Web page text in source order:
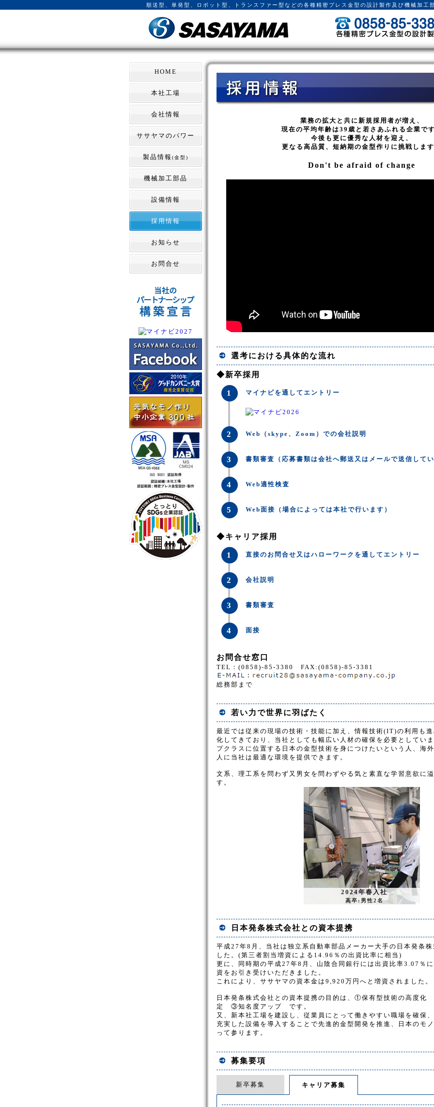
順送型、単発型、ロボット型、トランスファー型などの各種精密プレス金型の設計製作及び機械加工
HOME
本社工場
会社情報
ササヤマのパワー
製品情報 (金型)
機械加工部品
設備情報
採用情報
お知らせ
お問合せ
業務の拡大と共に新規採用者が増え、
現在の平均年齢は39歳と若さあふれる企業です
今後も更に優秀な人材を迎え、
更なる高品質、短納期の金型作りに挑戦します
Don't be afraid of change
選考における具体的な流れ
◆新卒採用
1 マイナビを通してエントリー
2 Web（skype、Zoom）での会社説明
3 書類審査（応募書類は会社へ郵送又はメールで送信してい
4 Web適性検査
5 Web面接（場合によっては本社で行います）
◆キャリア採用
1 直接のお問合せ又はハローワークを通してエントリー
2 会社説明
3 書類審査
4 面接
お問合せ窓口
TEL：(0858)-85-3380 FAX:(0858)-85-3381
総務部まで
若い力で世界に羽ばたく
最近では従来の現場の技術・技能に加え、情報技術(IT)の利用も
化してきており、当社としても幅広い人材の確保を必要としてい
プクラスに位置する日本の金型技術を身につけたいという人、海
人に当社は最適な環境を提供できます。
文系、理工系を問わず又男女を問わずやる気と素直な学習意欲に
す。
2024年春入社
高卒:男性2名
日本発条株式会社との資本提携
平成27年8月、当社は独立系自動車部品メーカー大手の日本発条株
した。(第三者割当増資による14.96％の出資比率に相当)
更に、同時期の平成27年8月、山陰合同銀行には出資比率3.07％
資をお引き受けいただきました。
これにより、ササヤマの資本金は9,920万円へと増資されました。
日本発条株式会社との資本提携の目的は、①保有型技術の高度
定 ③知名度アップ です。
又、新本社工場を建設し、従業員にとって働きやすい職場を確保
充実した設備を導入することで先進的金型開発を推進、日本のモ
って参ります。
募集要項
新卒募集 キャリア募集